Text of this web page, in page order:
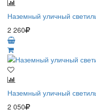
Наземный уличный
2 260
Наземный уличный
2 050